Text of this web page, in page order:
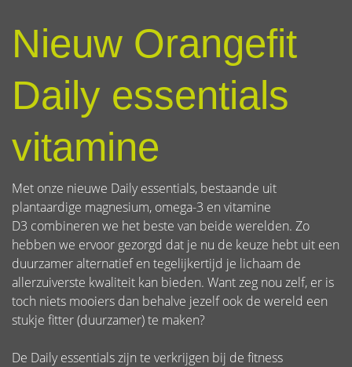
Nieuw Orangefit
Daily essentials
vitamine
Met onze nieuwe Daily essentials, bestaande uit
plantaardige magnesium, omega-3 en vitamine
D3 combineren we het beste van beide werelden. Zo
hebben we ervoor gezorgd dat je nu de keuze hebt uit een
duurzamer alternatief en tegelijkertijd je lichaam de
allerzuiverste kwaliteit kan bieden. Want zeg nou zelf, er is
toch niets mooiers dan behalve jezelf ook de wereld een
stukje fitter (duurzamer) te maken?
De Daily essentials zijn te verkrijgen bij de fitness